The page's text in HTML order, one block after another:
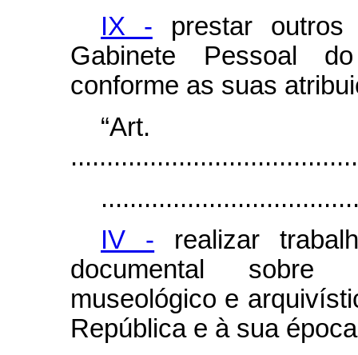
IX - prestar outros
Gabinete Pessoal
conforme as suas
IV - realizar
documental sobre
museológico e
República e à sua